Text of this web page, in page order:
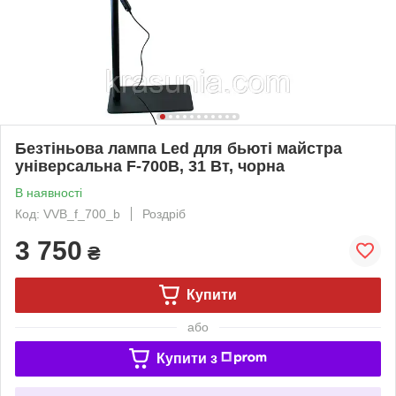
Безтіньова лампа Led для бьюті майстра
універсальна F-700B, 31 Вт, чорна
В наявності
Код: VVB_f_700_b
Роздріб
3 750 ₴
Купити
або
Купити з